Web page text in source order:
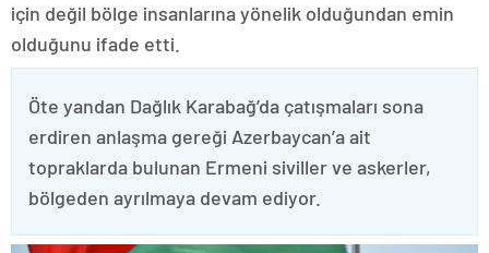
için değil bölge insanlarına yönelik olduğundan emin
olduğunu ifade etti.
Öte yandan Dağlık Karabağ’da çatışmaları sona
erdiren anlaşma gereği Azerbaycan’a ait
topraklarda bulunan Ermeni siviller ve askerler,
bölgeden ayrılmaya devam ediyor.